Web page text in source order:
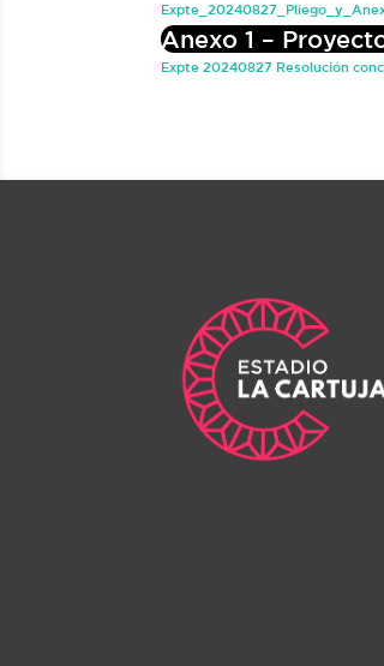
Anexo 1 –
Expte 20240827 Resolución